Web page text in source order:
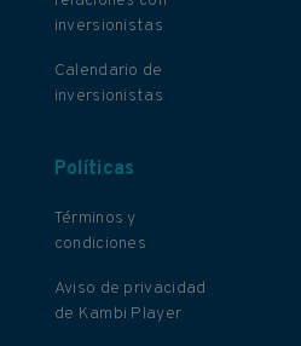
inversionistas
Calendario de
inversionistas
Políticas
Términos y
condiciones
Aviso de privacidad
de Kambi Player